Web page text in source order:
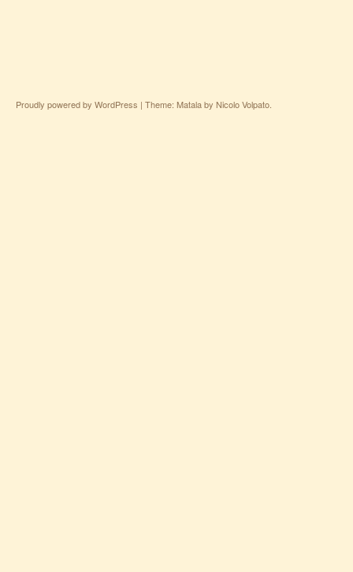
Proudly powered by WordPress | Theme: Matala by Nicolo Volpato